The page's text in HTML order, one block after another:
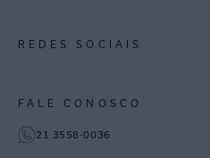
Goiás
REDES SOCIAIS
TikTok
Facebook
FALE CONOSCO
21 3558-0036